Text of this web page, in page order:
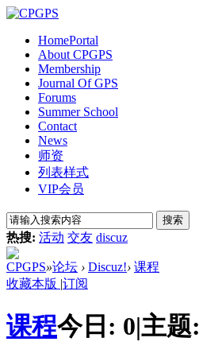
HomePortal
About CPGPS
Membership
Journal Of GPS
Forums
Summer School
Contact
News
师资
列表样式
VIP会员
搜索
热搜: 活动 交友 discuz
CPGPS»论坛 › Discuz!› 课程
收藏本版 |订阅
课程今日: 0|主题: